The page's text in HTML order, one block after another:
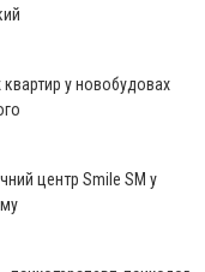
у новобудовах
центр Smile SM у